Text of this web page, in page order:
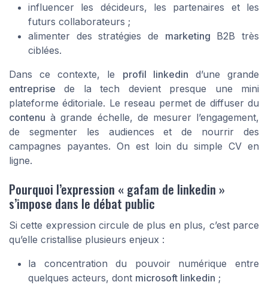
influencer les décideurs, les partenaires et les
futurs collaborateurs ;
alimenter des stratégies de marketing B2B très
ciblées.
Dans ce contexte, le profil linkedin d’une grande
entreprise de la tech devient presque une mini
plateforme éditoriale. Le reseau permet de diffuser du
contenu à grande échelle, de mesurer l’engagement,
de segmenter les audiences et de nourrir des
campagnes payantes. On est loin du simple CV en
ligne.
Pourquoi l’expression « gafam de linkedin »
s’impose dans le débat public
Si cette expression circule de plus en plus, c’est parce
qu’elle cristallise plusieurs enjeux :
la concentration du pouvoir numérique entre
quelques acteurs, dont microsoft linkedin ;